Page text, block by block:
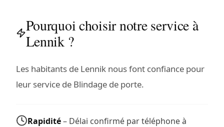
Pourquoi choisir notre service à
Lennik ?
Les habitants de Lennik nous font confiance pour
leur service de Blindage de porte.
Rapidité– Délai confirmé par téléphone à